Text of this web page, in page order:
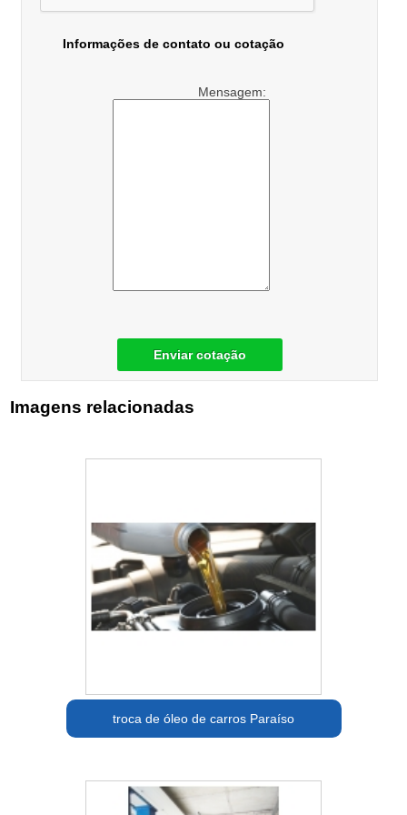
Informações de contato ou cotação
Mensagem:
Enviar cotação
Imagens relacionadas
troca de óleo de carros Paraíso